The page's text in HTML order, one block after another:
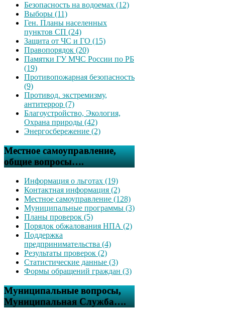
Безопасность на водоемах (12)
Выборы (11)
Ген. Планы населенных
пунктов СП (24)
Защита от ЧС и ГО (15)
Правопорядок (20)
Памятки ГУ МЧС России по РБ
(19)
Противопожарная безопасность
(9)
Противод. экстремизму,
антитеррор (7)
Благоустройство, Экология,
Охрана природы (42)
Энергосбережение (2)
Местное самоуправление,
общие вопросы….
Информация о льготах (19)
Контактная информация (2)
Местное самоуправление (128)
Муниципальные программы (3)
Планы проверок (5)
Порядок обжалования НПА (2)
Поддержка
предпринимательства (4)
Результаты проверок (2)
Статистические данные (3)
Формы обращений граждан (3)
Муниципальные вопросы,
Муниципальная Служба….